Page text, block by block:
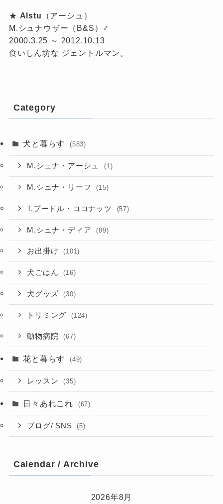
★ Alstu （アーシュ）
M.シュナウザー（B&S）♂
2000.3.25 ～ 2012.10.13
食いしん坊な ジェントルマン。
Category
犬と暮らす (583)
M.シュナ・アーシュ (1)
M.シュナ・リーフ (15)
T.プードル・ココナッツ (57)
M.シュナ・ディア (89)
お出掛け (101)
犬ごはん (16)
犬グッズ (30)
トリミング (124)
動物病院 (67)
花と暮らす (49)
レッスン (35)
日々あれこれ (67)
ブログ/ SNS (5)
Calendar / Archive
2026年8月